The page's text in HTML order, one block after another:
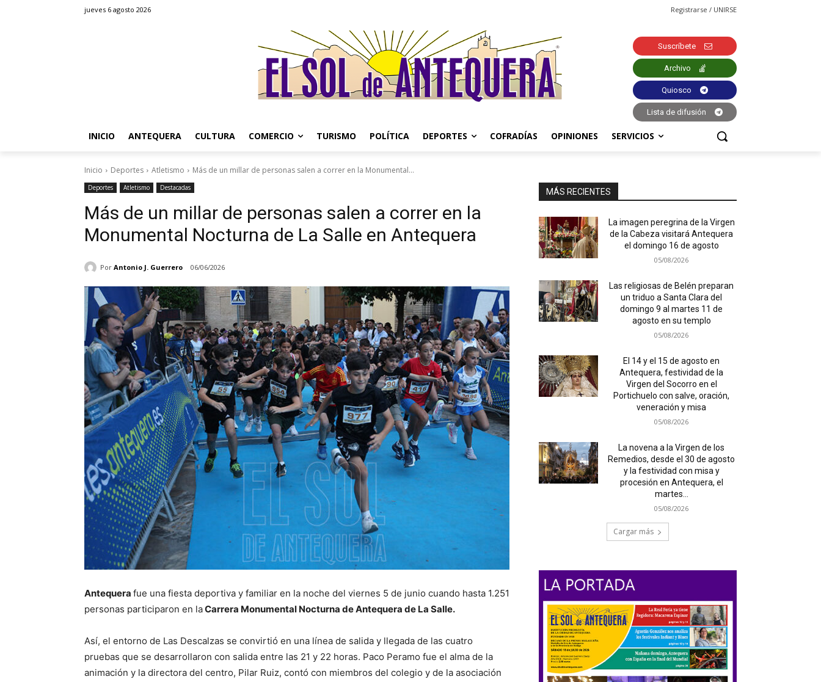
jueves 6 agosto 2026 Registrarse / UNIRSE
Suscríbete
Archivo
Quiosco
Lista de difusión
INICIO ANTEQUERA CULTURA COMERCIO TURISMO POLÍTICA DEPORTES COFRADÍAS OPINIONES SERVICIOS
Inicio Deportes Atletismo Más de un millar de personas salen a correr en la Monumental...
Deportes Atletismo Destacadas
Más de un millar de personas salen a correr en la
Monumental Nocturna de La Salle en Antequera
Por Antonio J. Guerrero 06/06/2026
Antequera fue una fiesta deportiva y familiar en la noche del viernes 5 de junio cuando hasta 1.251
personas participaron en laCarrera Monumental Nocturna de Antequera de La Salle.
Así, el entorno de Las Descalzas se convirtió en una línea de salida y llegada de las cuatro
pruebas que se desarrollaron con salida entre las 21 y 22 horas. Paco Peramo fue el alma de la
animación y la directora del centro, Pilar Ruiz, contó con miembros del colegio y de la asociación
MÁS RECIENTES
La imagen peregrina de la Virgen
de la Cabeza visitará Antequera
el domingo 16 de agosto
05/08/2026
Las religiosas de Belén preparan
un triduo a Santa Clara del
domingo 9 al martes 11 de
agosto en su templo
05/08/2026
El 14 y el 15 de agosto en
Antequera, festividad de la
Virgen del Socorro en el
Portichuelo con salve, oración,
veneración y misa
05/08/2026
La novena a la Virgen de los
Remedios, desde el 30 de agosto
y la festividad con misa y
procesión en Antequera, el
martes...
05/08/2026
Cargar más